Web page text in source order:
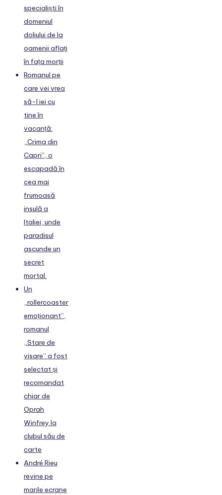
specialiști în
domeniul
doliului de la
oamenii aflați
în fața morții
Romanul pe
care vei vrea
să-l iei cu
tine în
vacanță:
„Crima din
Capri”, o
escapadă în
cea mai
frumoasă
insulă a
Italiei, unde
paradisul
ascunde un
secret
mortal.
Un
„rollercoaster
emoționant”,
romanul
„Stare de
visare” a fost
selectat și
recomandat
chiar de
Oprah
Winfrey la
clubul său de
carte
André Rieu
revine pe
marile ecrane